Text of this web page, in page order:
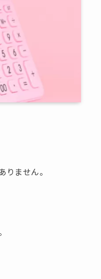
ません。